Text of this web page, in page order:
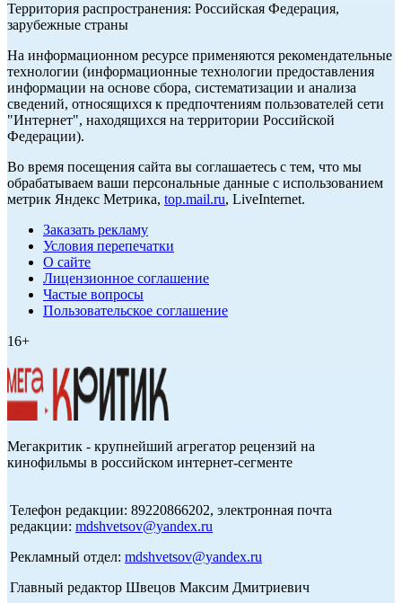
Территория распространения: Российская Федерация,
зарубежные страны
На информационном ресурсе применяются рекомендательные
технологии (информационные технологии предоставления
информации на основе сбора, систематизации и анализа
сведений, относящихся к предпочтениям пользователей сети
"Интернет", находящихся на территории Российской
Федерации).
Во время посещения сайта вы соглашаетесь с тем, что мы
обрабатываем ваши персональные данные с использованием
метрик Яндекс Метрика, top.mail.ru, LiveInternet.
Заказать рекламу
Условия перепечатки
О сайте
Лицензионное соглашение
Частые вопросы
Пользовательское соглашение
16+
Мегакритик - крупнейший агрегатор рецензий на
кинофильмы в российском интернет-сегменте
Телефон редакции: 89220866202, электронная почта
редакции: mdshvetsov@yandex.ru
Рекламный отдел: mdshvetsov@yandex.ru
Главный редактор Швецов Максим Дмитриевич